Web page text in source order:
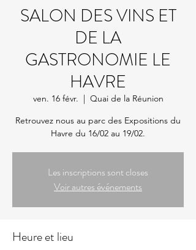
SALON DES VINS ET
DE LA
GASTRONOMIE LE
HAVRE
ven. 16 févr.
  |
Quai de la Réunion
Retrouvez nous au parc des Expositions du
Les inscriptions sont closes
Voir autres événements
Heure et lieu